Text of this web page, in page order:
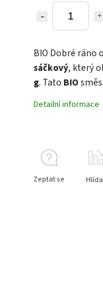
BIO Dobré ráno
sáčkový, který
g. Tato BIO
Detailní informace
Zeptat se